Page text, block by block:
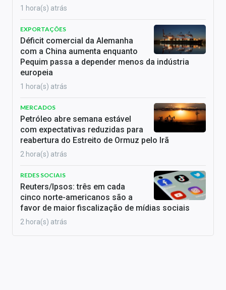
1 hora(s) atrás
EXPORTAÇÕES
Déficit comercial da Alemanha
com a China aumenta enquanto
Pequim passa a depender menos da indústria
europeia
1 hora(s) atrás
MERCADOS
Petróleo abre semana estável
com expectativas reduzidas para
reabertura do Estreito de Ormuz pelo Irã
2 hora(s) atrás
REDES SOCIAIS
Reuters/Ipsos: três em cada
cinco norte-americanos são a
favor de maior fiscalização de mídias sociais
2 hora(s) atrás